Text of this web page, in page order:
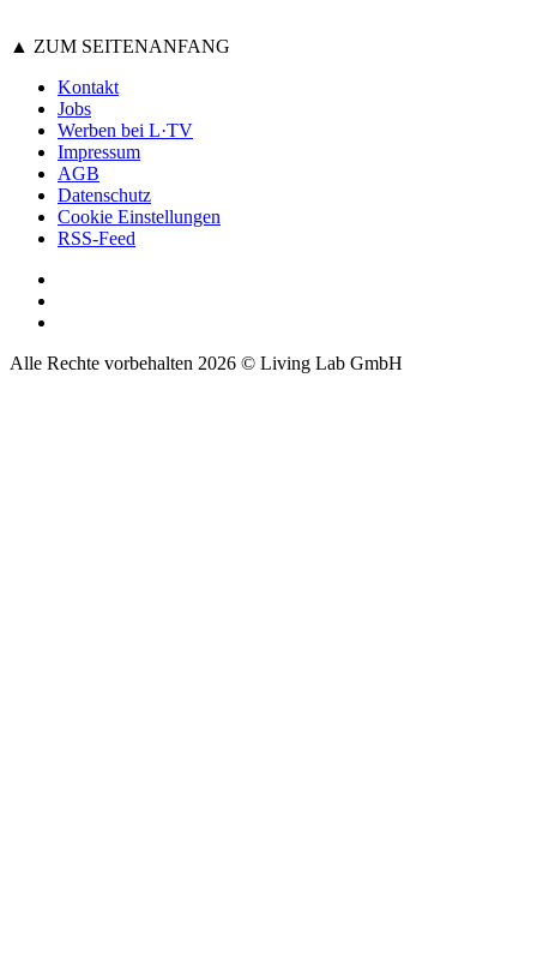
▲ ZUM SEITENANFANG
Kontakt
Jobs
Werben bei L·TV
Impressum
AGB
Datenschutz
Cookie Einstellungen
RSS-Feed
Alle Rechte vorbehalten 2026 © Living Lab GmbH